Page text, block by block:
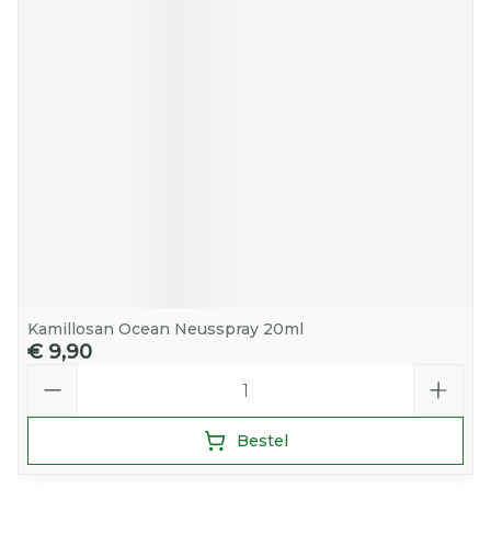
Kamillosan Ocean Neusspray 20ml
€ 9,90
Bestel